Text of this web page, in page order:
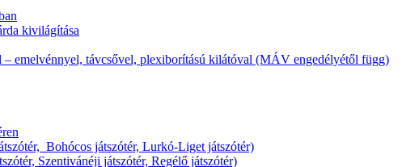
kivilágítása
– emelvénnyel, távcsővel, plexiborítású kilátóval (MÁV engedélyétől függ)
Bohócos játszótér, Lurkó-Liget játszótér)
Szentivánéji játszótér, Regélő játszótér)